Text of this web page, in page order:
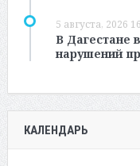
5 августа, 2026
В Дагестане
нарушений
КАЛЕНДАРЬ